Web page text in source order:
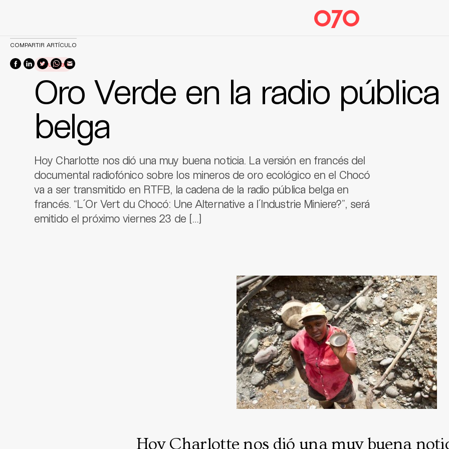
Skip
content
Columnas
Oro Verde en la radio pública
belga
Hoy Charlotte nos dió una muy buena noticia. La versión en francés del
documental radiofónico sobre los mineros de oro ecológico en el Chocó
va a ser transmitido en RTFB, la cadena de la radio pública belga en
francés. “L´Or Vert du Chocó: Une Alternative a l´Industrie Miniere?”, será
emitido el próximo viernes 23 de […]
Hoy Charlotte nos dió una muy buena
COMPARTIR ARTÍCULO